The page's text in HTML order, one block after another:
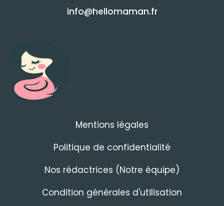
info@hellomaman.fr
Mentions légales
Politique de confidentialité
Nos rédactrices (Notre équipe)
Condition générales d'utilisation